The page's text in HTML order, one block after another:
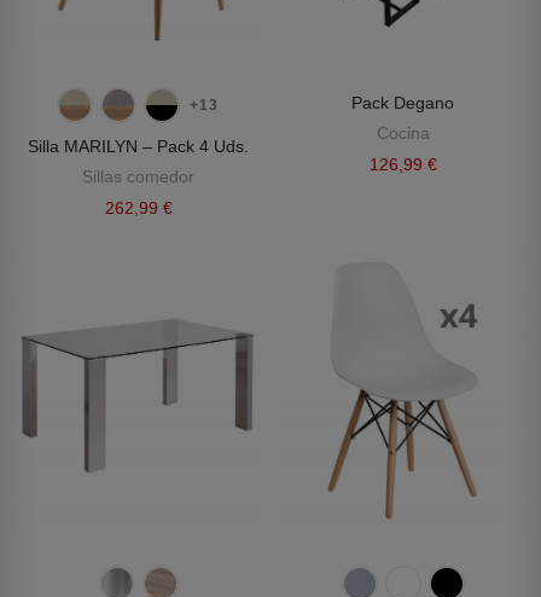
+13
Silla MARILYN – Pack 4 Uds.
Sillas comedor
262,99 €
Pack Degano
Cocina
126,99 €